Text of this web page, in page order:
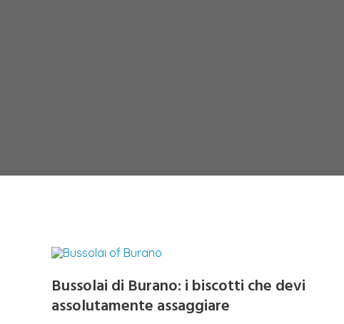
Bussolai di Burano: i biscotti che devi
assolutamente assaggiare